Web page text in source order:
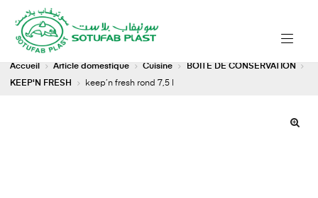
Accueil Article domestique Cuisine
BOITE DE CONSERVATION
KEEP'N FRESH
keep’n fresh rond 7,5 l